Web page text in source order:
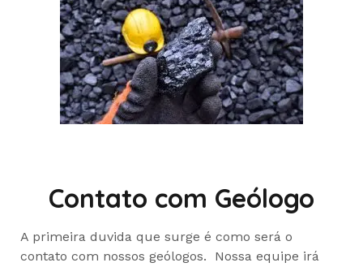
Contato com Geólogo
A primeira duvida que surge é como será o
contato com nossos geólogos. Nossa equipe irá